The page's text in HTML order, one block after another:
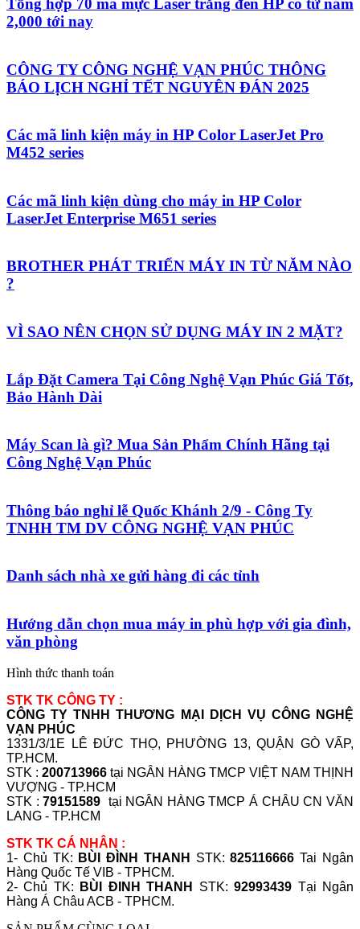
Tổng hợp 70 mã mực Laser trắng đen HP có từ năm
2,000 tới nay
CÔNG TY CÔNG NGHỆ VẠN PHÚC THÔNG
BÁO LỊCH NGHỈ TẾT NGUYÊN ĐÁN 2025
Các mã linh kiện máy in HP Color LaserJet Pro
M452 series
Các mã linh kiện dùng cho máy in HP Color
LaserJet Enterprise M651 series
BROTHER PHÁT TRIỂN MÁY IN TỪ NĂM NÀO
?
VÌ SAO NÊN CHỌN SỬ DỤNG MÁY IN 2 MẶT?
Lắp Đặt Camera Tại Công Nghệ Vạn Phúc Giá Tốt,
Bảo Hành Dài
Máy Scan là gì? Mua Sản Phẩm Chính Hãng tại
Công Nghệ Vạn Phúc
Thông báo nghỉ lễ Quốc Khánh 2/9 - Công Ty
TNHH TM DV CÔNG NGHỆ VẠN PHÚC
Danh sách nhà xe gửi hàng đi các tỉnh
Hướng dẫn chọn mua máy in phù hợp với gia đình,
văn phòng
Hình thức thanh toán
STK TK CÔNG TY :
CÔNG TY TNHH THƯƠNG MẠI DỊCH VỤ CÔNG NGHỆ
VẠN PHÚC
1331/3/1E LÊ ĐỨC THỌ, PHƯỜNG 13, QUẬN GÒ VẤP,
TP.HCM.
STK : 200713966 tại NGÂN HÀNG TMCP VIỆT NAM THỊNH
VƯỢNG - TP.HCM
STK :79151589 tại NGÂN HÀNG TMCP Á CHÂU CN VĂN
LANG - TP.HCM
STK TK CÁ NHÂN :
1- Chủ TK: BÙI ĐÌNH THANH STK:825116666 Tai Ngân
Hàng Quốc Tế VIB - TPHCM.
2- Chủ TK:
BÙI ĐINH THANH STK:92993439 Tại Ngân
Hàng Á Châu ACB - TPHCM.